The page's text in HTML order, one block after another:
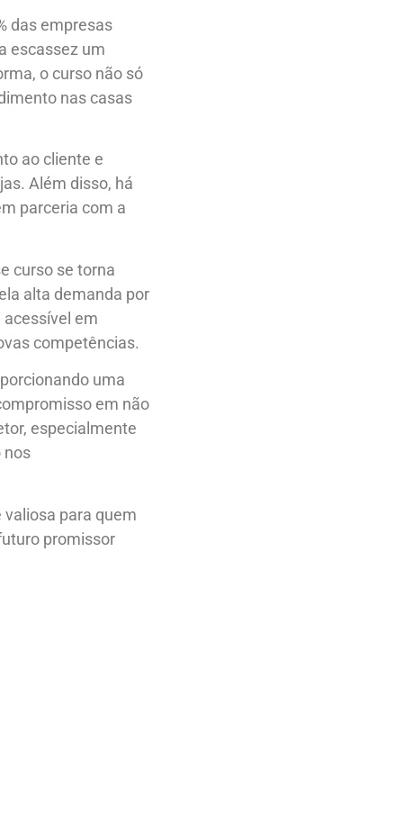
das empresas
escassez um
o curso não só
nas casas
ao cliente e
Além disso, há
parceria com a
curso se torna
alta demanda por
em
competências.
uma
em não
especialmente
nos
valiosa para quem
promissor